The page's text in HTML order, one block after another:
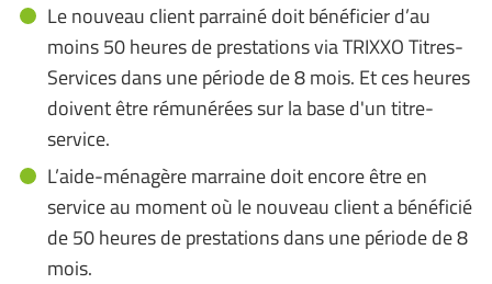
Le nouveau client parrainé doit bénéficier d’au
moins 50 heures de prestations via TRIXXO Titres-
Services dans une période de 8 mois. Et ces heures
doivent être rémunérées sur la base d'un titre-
service.
L’aide-ménagère marraine doit encore être en
service au moment où le nouveau client a bénéficié
de 50 heures de prestations dans une période de 8
mois.